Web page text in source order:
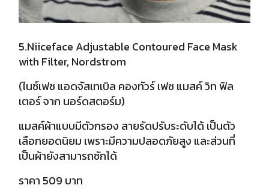
5.Niiceface Adjustable Contoured Face Mask
with Filter, Nordstrom
(ไนซ์เฟซ แอดจัสเทเบิล คองทัวร์ เฟซ แมสค์ วิท ฟิล
เตอร์ จาก นอร์ดสตอร์ม)
แมสค์ผ้าแบบมีตัวกรอง สายรัดปรับระดับได้ เป็นตัว
เลือกยอดนิยม เพราะมีความปลอดภัยสูง และส่วนที่
เป็นผ้ายังสามารถซักได้
ราคา 509 บาท